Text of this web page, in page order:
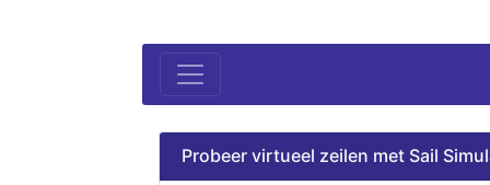
Probeer virtueel zeilen met Sail